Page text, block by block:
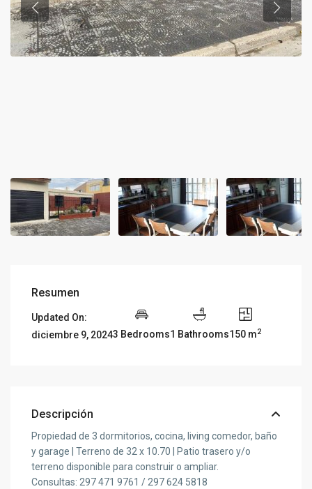
Resumen
Updated On:
diciembre 9, 20243 Bedrooms1 Bathrooms150 m2
Descripción
Propiedad de 3 dormitorios, cocina, living comedor, baño
y garage | Terreno de 32 x 10.70 | Patio trasero y/o
terreno disponible para construir o ampliar.
Consultas: 297 471 9761 / 297 624 5818